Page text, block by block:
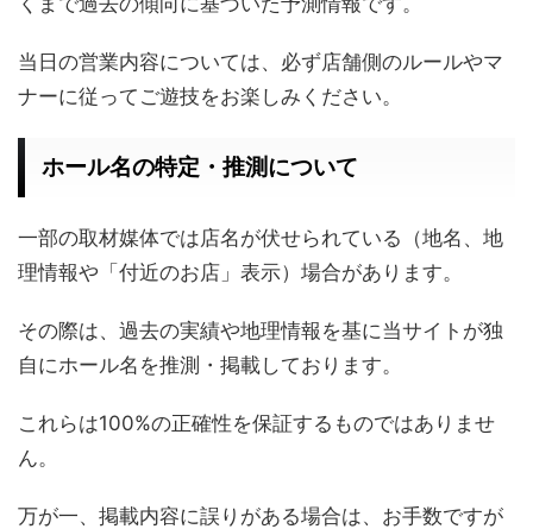
当日の営業内容については、必ず店舗側のルールやマ
ナーに従ってご遊技をお楽しみください。
ホール名の特定・推測について
一部の取材媒体では店名が伏せられている（地名、地
理情報や「付近のお店」表示）場合があります。
その際は、過去の実績や地理情報を基に当サイトが独
自にホール名を推測・掲載しております。
これらは100%の正確性を保証するものではありませ
ん。
万が一、掲載内容に誤りがある場合は、お手数ですが